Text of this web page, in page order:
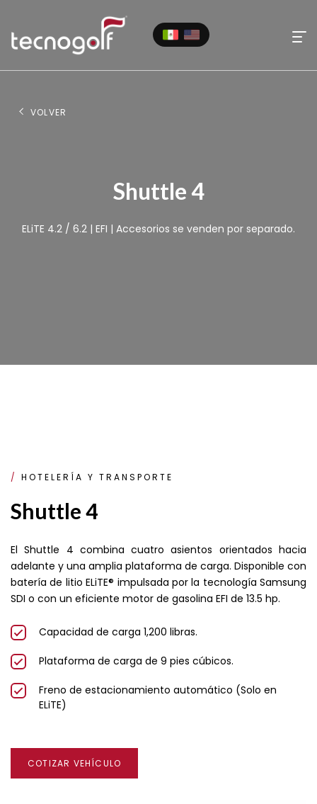
VOLVER
Shuttle 4
ELiTE 4.2 / 6.2 | EFI | Accesorios se venden por separado.
HOTELERÍA Y TRANSPORTE
Shuttle 4
El Shuttle 4 combina cuatro asientos orientados hacia
adelante y una amplia plataforma de carga. Disponible con
batería de litio ELiTE® impulsada por la tecnología Samsung
SDI o con un eficiente motor de gasolina EFI de 13.5 hp.
Capacidad de carga 1,200 libras.
Plataforma de carga de 9 pies cúbicos.
Freno de estacionamiento automático (Solo en
ELiTE)
COTIZAR VEHÍCULO